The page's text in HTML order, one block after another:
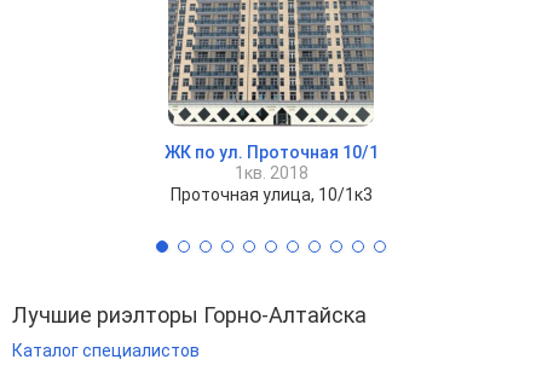
ЖК по ул. Проточная 10/1
1кв. 2018
Проточная улица, 10/1к3
Лучшие риэлторы Горно-Алтайска
Каталог специалистов